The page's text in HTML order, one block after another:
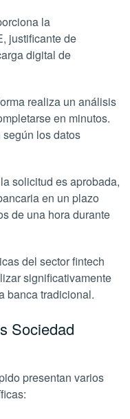
la
justificante de
digital de
realiza un análisis
en minutos.
los datos
solicitud es aprobada,
en un plazo
de una hora durante
del sector fintech
significativamente
banca tradicional.
Sociedad
presentan varios